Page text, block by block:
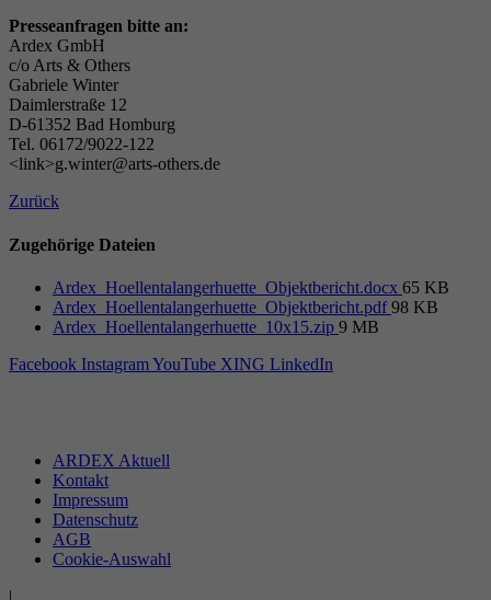
Presseanfragen bitte an:
Ardex GmbH
c/o Arts & Others
Gabriele Winter
Daimlerstraße 12
D-61352 Bad Homburg
Tel. 06172/9022-122
<link>g.winter@arts-others.de
Zurück
Zugehörige Dateien
Ardex_Hoellentalangerhuette_Objektbericht.docx 65 KB
Ardex_Hoellentalangerhuette_Objektbericht.pdf98 KB
Ardex_Hoellentalangerhuette_10x15.zip 9 MB
Facebook InstagramYouTube XING LinkedIn
ARDEX Aktuell
Kontakt
Impressum
Datenschutz
AGB
Cookie-Auswahl
|